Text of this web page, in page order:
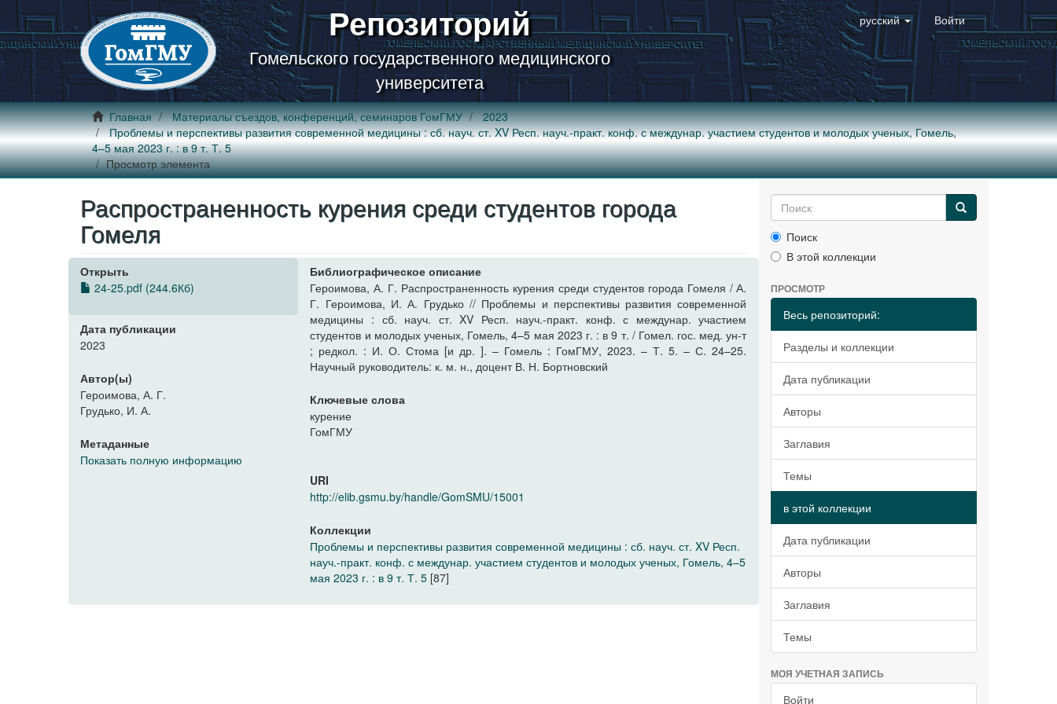
Репозиторий
Гомельского государственного медицинского
университета
русский Войти
Главная Материалы съездов, конференций, семинаров ГомГМУ
2023
Проблемы и перспективы развития современной медицины : сб. науч. ст. XV Респ. науч.-практ. конф. с междунар. участием студентов и молодых ученых, Гомель,
4–5 мая 2023 г. : в 9 т. Т. 5
Просмотр элемента
Распространенность курения среди студентов города
Гомеля
Открыть
24-25.pdf (244.6Кб)
Дата публикации
2023
Автор(ы)
Героимова, А. Г.
Грудько, И. А.
Метаданные
Показать полную информацию
Библиографическое описание
Героимова, А. Г. Распространенность курения среди студентов города Гомеля / А.
Г. Героимова, И. А. Грудько // Проблемы и перспективы развития современной
медицины : сб. науч. ст. XV Респ. науч.-практ. конф. с междунар. участием
студентов и молодых ученых, Гомель, 4–5 мая 2023 г. : в 9 т. / Гомел. гос. мед. ун-т
; редкол. : И. О. Стома [и др. ]. – Гомель : ГомГМУ, 2023. – Т. 5. – С. 24–25.
Научный руководитель: к. м. н., доцент В. Н. Бортновский
Ключевые слова
курение
ГомГМУ
URI
http://elib.gsmu.by/handle/GomSMU/15001
Коллекции
Проблемы и перспективы развития современной медицины : сб. науч. ст. XV Респ.
науч.-практ. конф. с междунар. участием студентов и молодых ученых, Гомель, 4–5
мая 2023 г. : в 9 т. Т. 5 [87]
Поиск
В этой коллекции
ПРОСМОТР
Весь репозиторий:
Разделы и коллекции
Дата публикации
Авторы
Заглавия
Темы
в этой коллекции
Дата публикации
Авторы
Заглавия
Темы
МОЯ УЧЕТНАЯ ЗАПИСЬ
Войти